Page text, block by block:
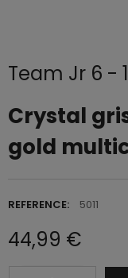
Team Jr 6 -
Crystal
gold
REFERENCE: 5011
44,99 €